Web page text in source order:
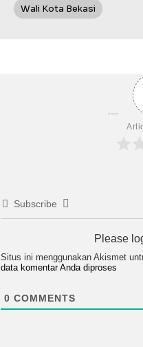
Wali Kota Bekasi
Subscribe
Please
Situs ini menggunakan Akismet
data komentar Anda diproses
0 COMMENTS